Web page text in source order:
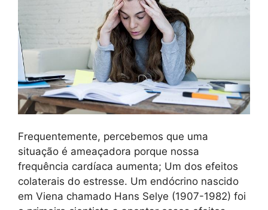
Frequentemente, percebemos que uma
situação é ameaçadora porque nossa
frequência cardíaca aumenta; Um dos efeitos
colaterais do estresse. Um endócrino nascido
em Viena chamado Hans Selye (1907-1982) foi